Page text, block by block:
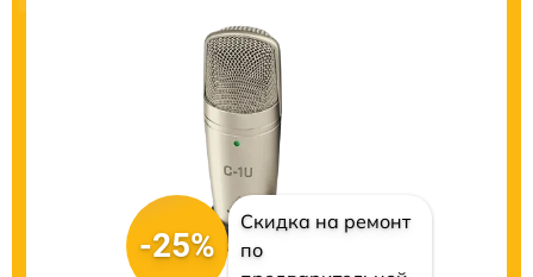
-25%
Скидка на ремонт
по